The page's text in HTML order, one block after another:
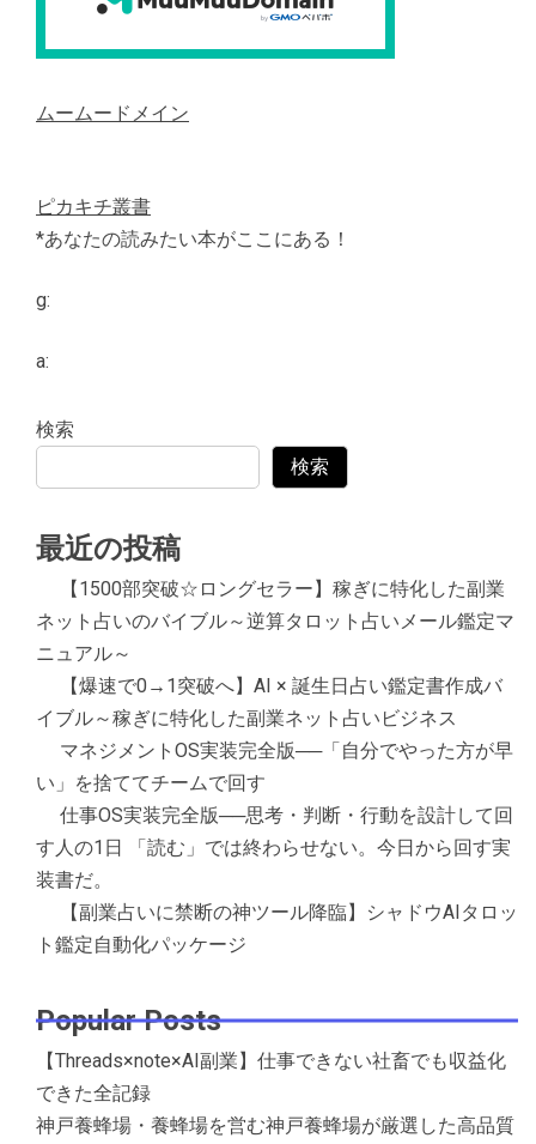
ムームードメイン
ピカキチ叢書
*あなたの読みたい本がここにある！
g:
a:
検索
検索
最近の投稿
【1500部突破☆ロングセラー】稼ぎに特化した副業
ネット占いのバイブル～逆算タロット占いメール鑑定マ
ニュアル～
【爆速で0→1突破へ】AI × 誕生日占い鑑定書作成バ
イブル～稼ぎに特化した副業ネット占いビジネス
マネジメントOS実装完全版──「自分でやった方が早
い」を捨ててチームで回す
仕事OS実装完全版──思考・判断・行動を設計して回
す人の1日 「読む」では終わらせない。今日から回す実
装書だ。
【副業占いに禁断の神ツール降臨】シャドウAIタロッ
ト鑑定自動化パッケージ
Popular Posts
【Threads×note×AI副業】仕事できない社畜でも収益化
できた全記録
神戸養蜂場・養蜂場を営む神戸養蜂場が厳選した高品質